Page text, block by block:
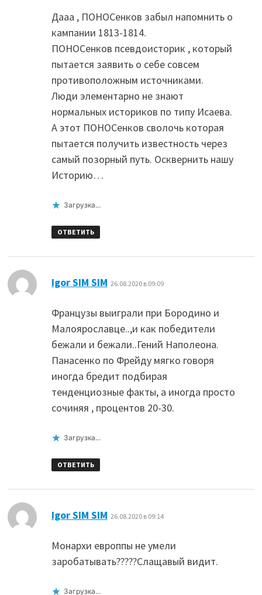
Дааа , ПОНОСенков забыл напомнить о
кампании 1813-1814.
ПОНОСенков псевдоисторик , который
пытается заявить о себе совсем
противоположным источниками.
Люди элементарно не знают
нормальных историков по типу Исаева.
А этот ПОНОСенков сволочь которая
пытается получить известность через
самый позорный путь. Осквернить нашу
Историю…
Загрузка...
ОТВЕТИТЬ
Igor SIM SIM 26.08.2020 в 09:09
Французы выиграли при Бородино и
Малоярославце..,и как победители
бежали и бежали..Гений Наполеона.
Панасенко по Фрейду мягко говоря
иногда бредит подбирая
тенденциозные факты, а иногда просто
сочиняя , процентов 20-30.
Загрузка...
ОТВЕТИТЬ
Igor SIM SIM 26.08.2020 в 09:14
Монархи европпы не умели
заробатывать?????Слащавый видит.
Загрузка...